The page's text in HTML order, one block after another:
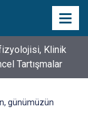
Çıktı? 10
günümüzün